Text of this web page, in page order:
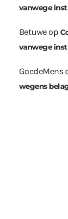
vanwege
Betuweop
vanwege
GoedeMens
wegens